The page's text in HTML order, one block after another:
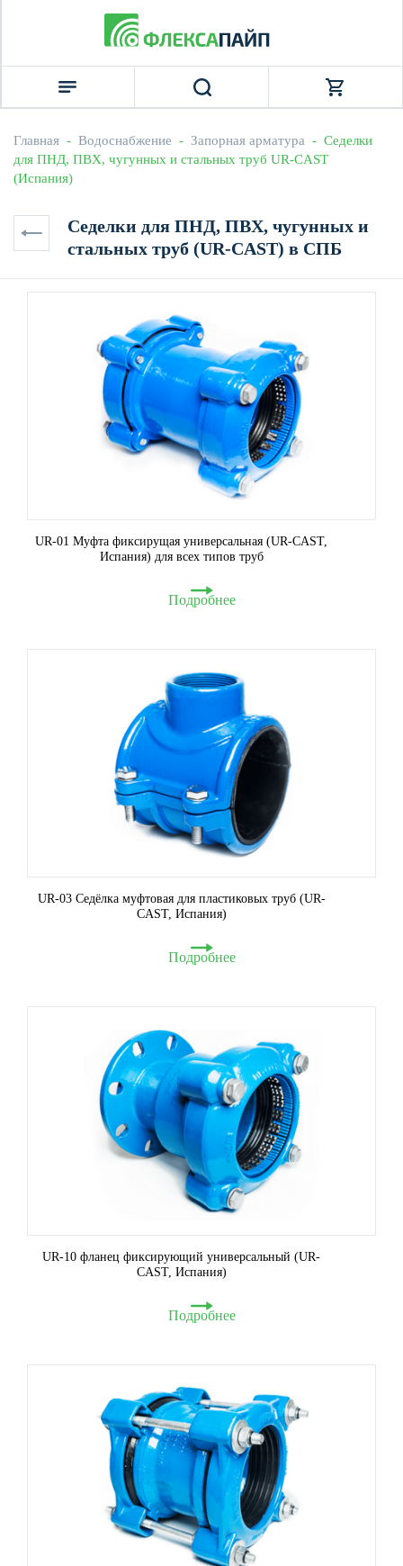
Главная - Водоснабжение - Запорная арматура -  Седелки
для ПНД, ПВХ, чугунных и стальных труб UR-CAST
(Испания)
Седелки для ПНД, ПВХ, чугунных и
стальных труб (UR-CAST) в СПБ
UR-01 Муфта фиксирущая универсальная (UR-CAST,
Испания) для всех типов труб
Подробнее
UR-03 Седёлка муфтовая для пластиковых труб (UR-
CAST, Испания)
Подробнее
UR-10 фланец фиксирующий универсальный (UR-
CAST, Испания)
Подробнее